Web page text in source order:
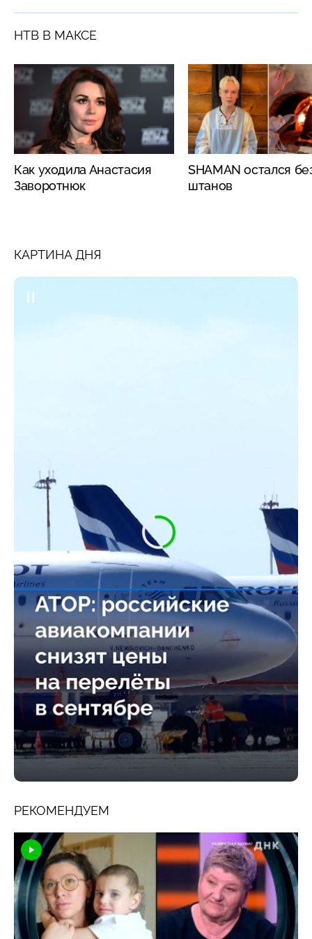
НТВ В МАКСЕ
Как уходила Анастасия
Заворотнюк
SHAMAN остался
штанов
КАРТИНА ДНЯ
РЕКОМЕНДУЕМ